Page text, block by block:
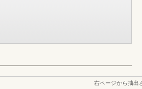
右ページから抽出